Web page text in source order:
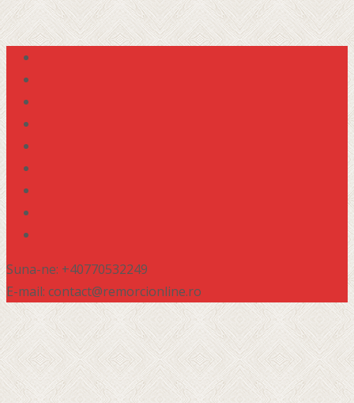
Suna-ne: +40770532249
E-mail: contact@remorcionline.ro